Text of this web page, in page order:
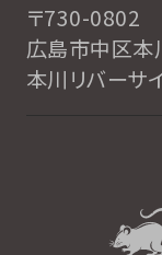
〒730-0802
広島市中区
本川リバーサ